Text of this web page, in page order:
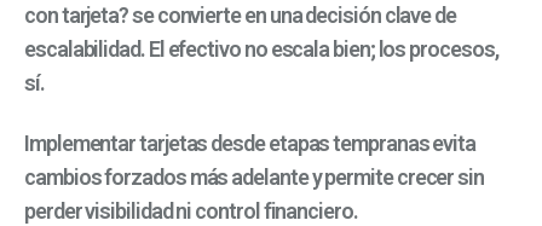
con tarjeta? se convierte en una decisión clave de
escalabilidad. El efectivo no escala bien; los procesos,
sí.
Implementar tarjetas desde etapas tempranas evita
cambios forzados más adelante y permite crecer sin
perder visibilidad ni control financiero.